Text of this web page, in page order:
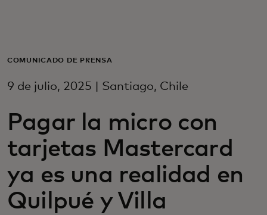
Para empresas
Para innovadores
Noticias y tendencias
COMUNICADO DE PRENSA
9 de julio, 2025 | Santiago, Chile
Pagar la micro con
tarjetas Mastercard
ya es una realidad en
Quilpué y Villa